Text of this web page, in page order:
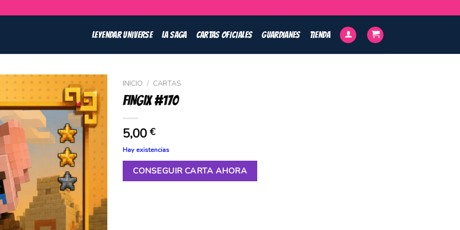
LEYENDAR UNIVERSE LA SAGA CARTAS OFICIALES GUARDIANES TIENDA
INICIO / CARTAS
FINGIX #170
5,00 €
Hay existencias
CONSEGUIR CARTA AHORA